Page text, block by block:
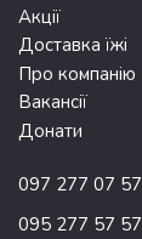
Акції
Доставка їжі
Про компанію
Вакансії
Донати
097 277 07 57
095 277 57 57